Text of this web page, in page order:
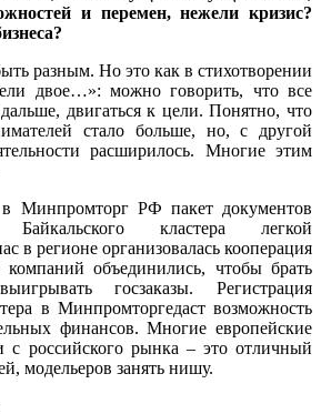
и перемен, нежели кризис?
разным. Но это как в стихотворении
двое…»: можно говорить, что все
двигаться к цели. Понятно, что
стало больше, но, с другой
расширилось. Многие этим
Минпромторг РФ пакет документов
кластера легкой
в регионе организовалась кооперация
объединились, чтобы брать
госзаказы. Регистрация
в Минпромторгедаст возможность
финансов. Многие европейские
российского рынка – это отличный
модельеров занять нишу.